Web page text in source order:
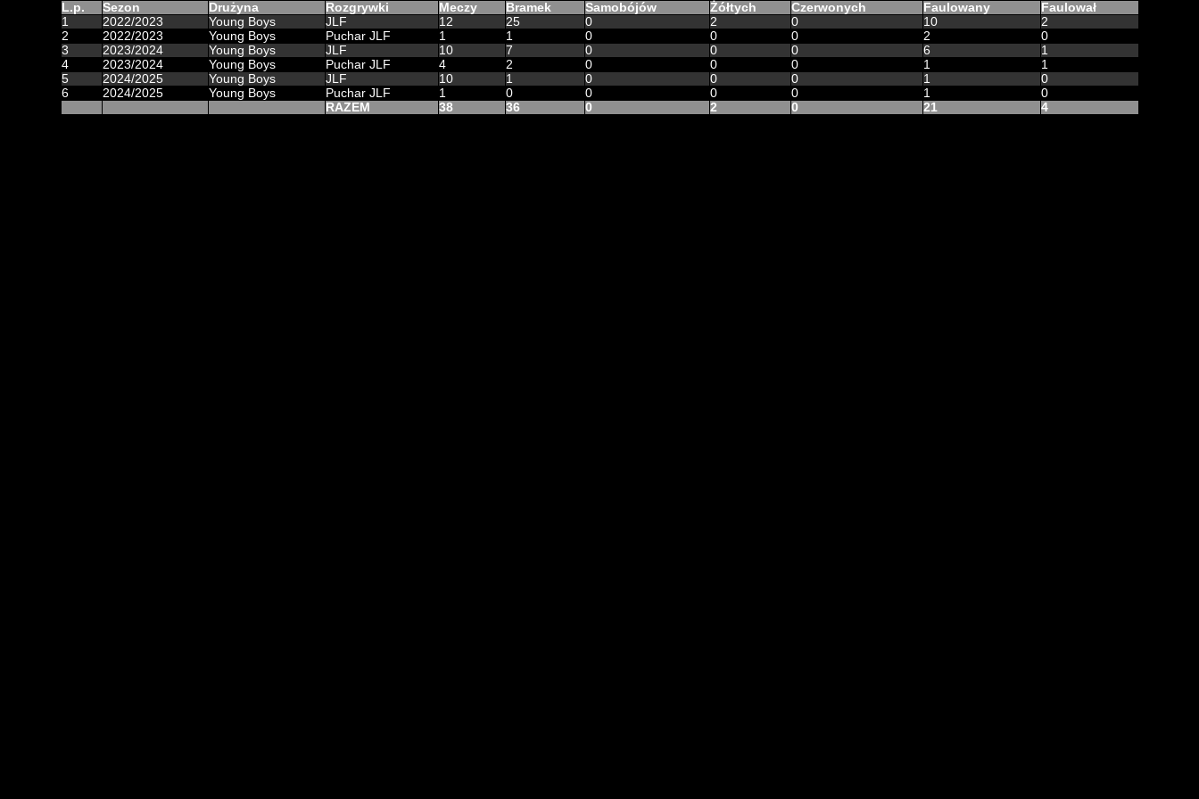
L.p. Sezon Drużyna Rozgrywki Meczy Bramek Samobójów Żółtych Czerwonych Faulowany
Faulował
1
2022/2023 Young Boys JLF 12 25 0 2 0 10
2
2
2022/2023 Young Boys Puchar JLF 1 1 0 0 0 2
0
3
2023/2024 Young Boys JLF 10 7 0 0 0 6
1
4
2023/2024 Young Boys Puchar JLF 4 2 0 0 0 1
1
5
2024/2025 Young Boys JLF 10 1 0 0 0 1
0
6
2024/2025 Young Boys Puchar JLF 1 0 0 0 0 1
0
RAZEM
38 36 0 2 0 21 4